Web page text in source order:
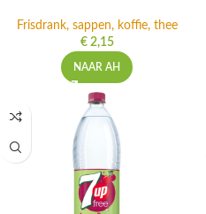
Frisdrank, sappen, koffie, thee
€2,15
NAAR AH